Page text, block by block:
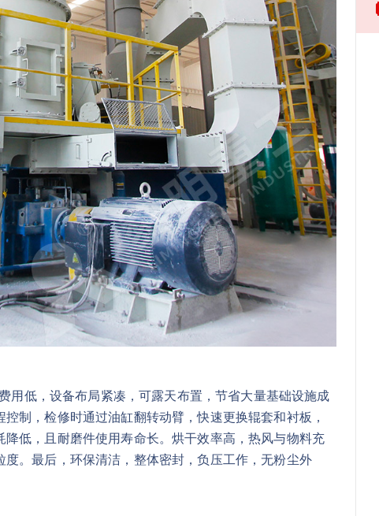
低，设备布局紧凑，可露天布置，节省大量基础设施成
制，检修时通过油缸翻转动臂，快速更换辊套和衬板，
低，且耐磨件使用寿命长。烘干效率高，热风与物料充
。最后，环保清洁，整体密封，负压工作，无粉尘外